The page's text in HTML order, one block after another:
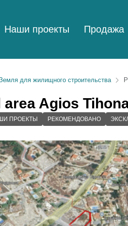
Наши проекты Продажа
для жилищного строительства
Agios
ПРОЕКТЫ РЕКОМЕНДОВАНО